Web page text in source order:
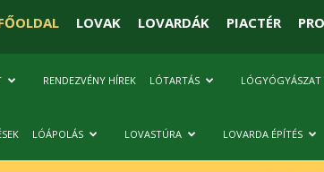
LOVAK LOVARDÁK PIACTÉR
RENDEZVÉNY HÍREK LÓTARTÁS LÓGYÓGYÁSZAT
LÓÁPOLÁS LOVASTÚRA LOVARDA ÉPÍTÉS